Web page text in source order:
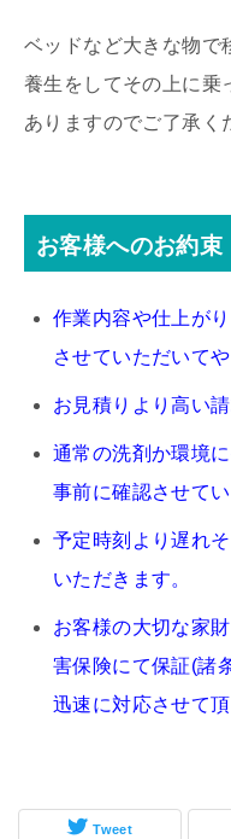
ベッドなど大きな物で
養生をしてその上に乗
ありますのでご了承く
お客様へのお約束
作業内容や仕上が
させていただいて
お見積りより高い
通常の洗剤か環境
事前に確認させてい
予定時刻より遅れ
いただきます。
お客様の大切な家
害保険にて保証(諸
迅速に対応させて頂
Tweet